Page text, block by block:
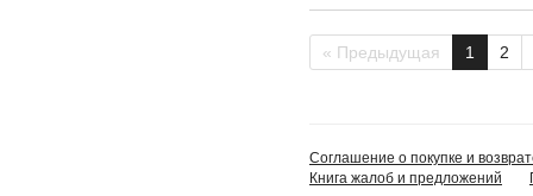
« Предыдущая 1 2
Соглашение о покупке и
Книга жалоб и предложений